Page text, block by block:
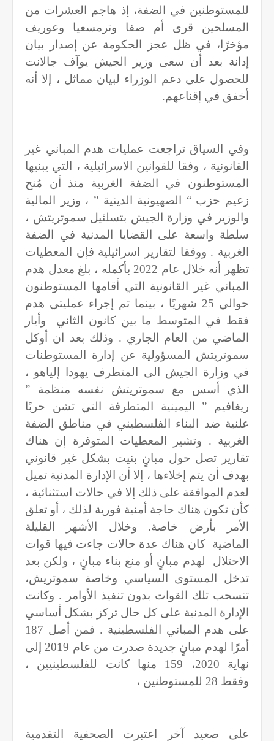
للمستوطنين في الضفة، إذ هاجم العشرات من
المسلحين قرى أم صفا وترمسعيا وعوريف
مؤخرًا، في ظل عجز الحكومة عن إصدار بيان
إدانة بعد أن سعى وزير الجيش يوآف جالانت
للحصول على دعم الوزراء لبيان مماثل ، إلا أنه
أخفق في إقناعهم.
وفي السياق تراجعت عمليات هدم المباني غير
القانونية ، وفقا للقوانين الاسرائيلية ، التي يبنيها
المستوطنون في الضفة الغربية منذ أن مُنح
زعيم حزب “ الصهيونية الدينية ” ، وزير المالية
والوزير في وزارة الجيش بتسلئيل سموتريتش ،
سلطة واسعة على القضايا المدنية في الضفة
الغربية . ووفقا لتقارير اسرائيلية فإن المعطيات
تظهر أنه خلال عام 2022 بأكمله ، بلغ معدل هدم
المباني غير القانونية التي أقامها المستوطنون
حوالي 25 شهريًا ، بينما تم إجراء عمليتي هدم
فقط في المتوسط ما بين كانون الثاني
وأيار
الماضي من العام الجاري . وذلك بعد ان أوكل
سموتريتش المسؤولية عن إدارة المستوطنات
في وزارة الجيش الى المتطرف يهودا إلياهو ،
الذي أسس مع سموتريتش نفسه منظمة ”
ريغافيم ” اليمينية المتطرفة التي تشن حربًا
علنية ضد البناء الفلسطيني في مناطق الضفة
الغربية . وتشير المعطيات المتوفرة إن هناك
تقارير تصل حول مبانٍ بنيت بشكل غير قانوني
بهدف أن يتم إخلاءها ، إلا أن الإدارة المدنية تميل
لعدم الموافقة على ذلك إلا في حالات استثنائية ،
كأن تكون هناك حاجة أمنية فورية لذلك ، أو تعلق
الأمر بأرض خاصة. وخلال الأشهر القليلة
الماضية كان هناك عدة حالات جاءت فيها قوات
الاحتلال
لهدم مبانٍ أو منع بناء مبانٍ ، ولكن بعد
تدخل المستوى السياسي وخاصة سموتريش،
تنسحب تلك القوات بدون تنفيذ الأوامر . وكانت
الإدارة المدنية على كل حال تركز بشكل أساسي
على هدم المباني الفلسطينية . فمن أصل 187
أمرًا لهدم مبانٍ جديدة صدرت من عام 2019 إلى
نهاية 2020، 159 منها كانت للفلسطينيين ،
وفقط 28 للمستوطنين ،
على صعيد آخر اعتبرت الصحفية التقدمية